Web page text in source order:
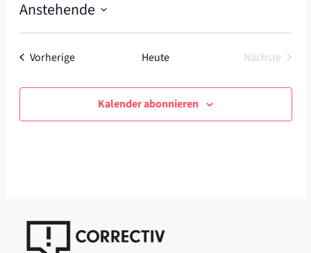
Anstehende
Datum
VorherigeVeranstaltungenHeute
Nächste
Kalender abonnieren